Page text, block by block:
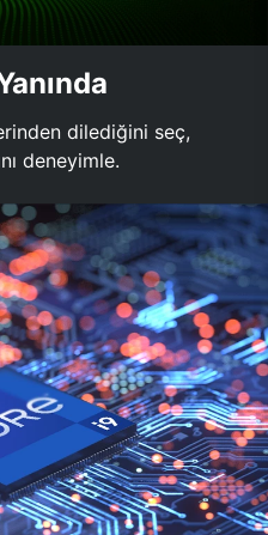
dilediğini seç,
deneyimle.